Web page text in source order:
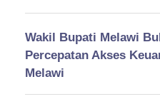
Wakil Bupati Melawi
Percepatan Akses
Melawi